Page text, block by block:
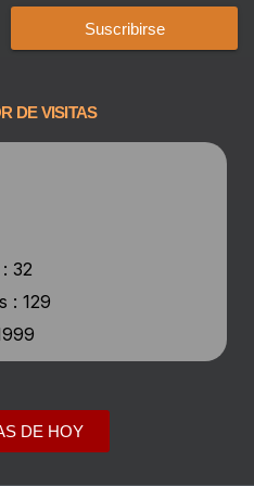
Suscribirse
DE VISITAS
32
: 129
DE HOY